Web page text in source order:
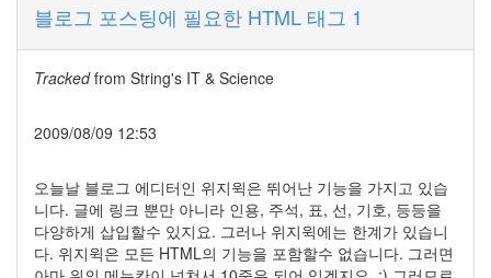
블로그 포스팅에 필요한 HTML 태그 1
Trackedfrom String's IT & Science
2009/08/09 12:53
오늘날 블로그 에디터인 위지윅은 뛰어난 기능을 가지고 있습
니다. 글에 링크 뿐만 아니라 인용, 주석, 표, 선, 기호, 등등을
다양하게 삽입할수 있지요. 그러나 위지윅에는 한계가 있습니
다. 위지윅은 모든 HTML의 기능을 포함할수 없습니다. 그러면